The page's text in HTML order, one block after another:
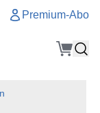
Premium-Abo